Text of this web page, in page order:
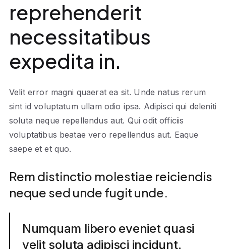
reprehenderit
necessitatibus
expedita in.
Velit error magni quaerat ea sit. Unde natus rerum
sint id voluptatum ullam odio ipsa. Adipisci qui deleniti
soluta neque repellendus aut. Qui odit officiis
voluptatibus beatae vero repellendus aut. Eaque
saepe et et quo.
Rem distinctio molestiae reiciendis
neque sed unde fugit unde.
Numquam libero eveniet quasi
velit soluta adipisci incidunt.